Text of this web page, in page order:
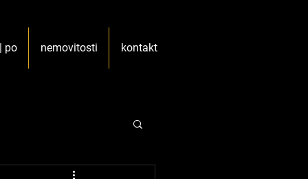
po nemovitosti kontakt